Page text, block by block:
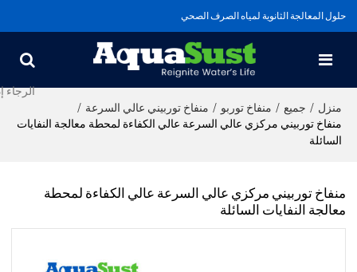
حلول المعالجة الثانوية لمياه الصرف الصحي
منزل / جميع / منفاخ توربو / منفاخ توربيني عالي السرعة /
منفاخ توربيني مركزي عالي السرعة عالي الكفاءة لمحطة معالجة النفايات
السائلة
منفاخ توربيني مركزي عالي السرعة عالي الكفاءة لمحطة
معالجة النفايات السائلة